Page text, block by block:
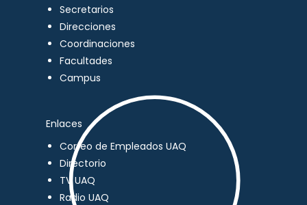
Secretarios
Direcciones
Coordinaciones
Facultades
Campus
Enlaces
Correo de Empleados UAQ
Directorio
TV UAQ
Radio UAQ